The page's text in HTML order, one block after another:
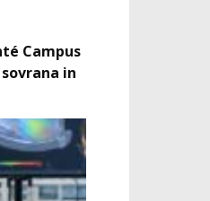
Campus
in